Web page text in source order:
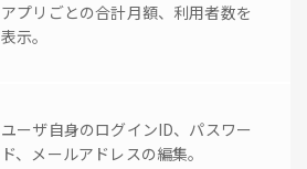
アプリごとの合計月額、利用者数を
表示。
ユーザ自身のログインID、パスワー
ド、メールアドレスの編集。